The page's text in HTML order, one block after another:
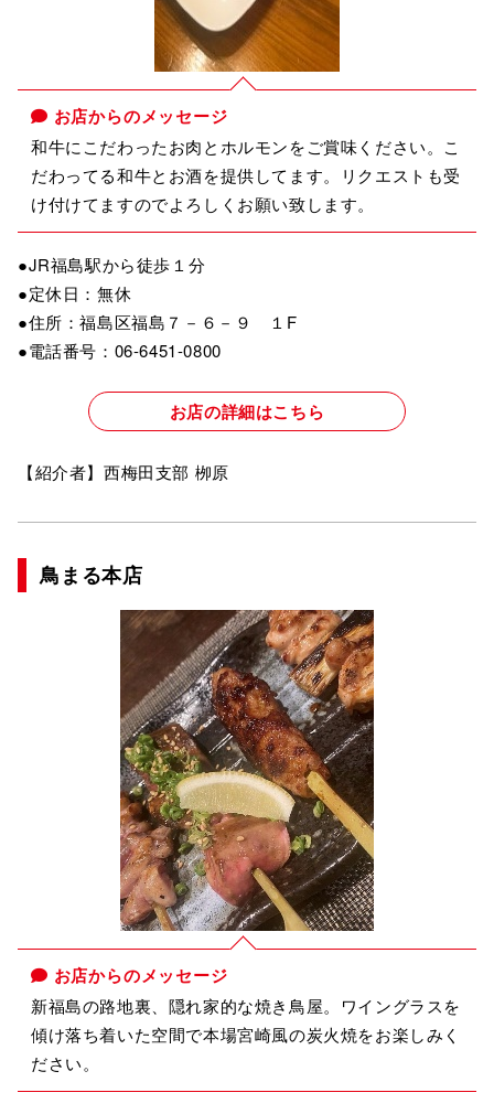
お店からのメッセージ
和牛にこだわったお肉とホルモンをご賞味ください。こ
だわってる和牛とお酒を提供してます。リクエストも受
け付けてますのでよろしくお願い致します。
●JR福島駅から徒歩１分
●定休日：無休
●住所：福島区福島７－６－９ １F
●電話番号：06-6451-0800
お店の詳細はこちら
【紹介者】西梅田支部 栁原
鳥まる本店
お店からのメッセージ
新福島の路地裏、隠れ家的な焼き鳥屋。ワイングラスを
傾け落ち着いた空間で本場宮崎風の炭火焼をお楽しみく
ださい。